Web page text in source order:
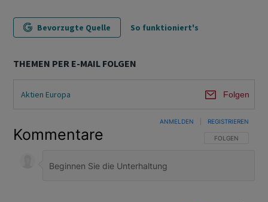
Bevorzugte Quelle So funktioniert's
THEMEN PER E-MAIL FOLGEN
Aktien Europa Folgen
Kommentare FOLGE DIESER
FOLGEN
ANMELDEN REGISTRIEREN